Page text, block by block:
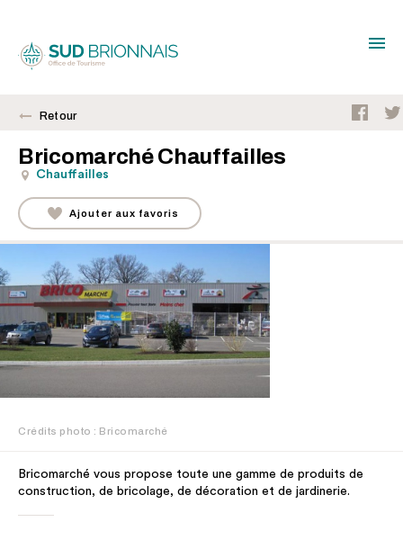
Retour
Bricomarché Chauffailles
Chauffailles
Ajouter aux favoris
Crédits photo : Bricomarché
Bricomarché vous propose toute une gamme de produits de
construction, de bricolage, de décoration et de jardinerie.